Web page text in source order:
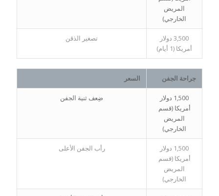
المريض
الخارجي)
3,500 دولار
أمريكا (1 أيام)
تصغير الذقن
جراحة الجفن السعر
1,500 دولار
أمريكا (قسم
المريض
الخارجي)
ضِعف ثنية الجفن
1,500 دولار
أمريكا (قسم
المريض
الخارجي)
رأب الجفن الأعلى